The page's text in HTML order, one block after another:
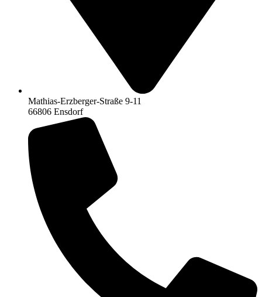
Mathias-Erzberger-Straße 9-11
66806 Ensdorf